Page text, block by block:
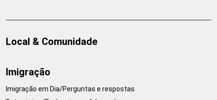
Local & Comunidade
Imigração
Imigração em Dia/Perguntas e respostas